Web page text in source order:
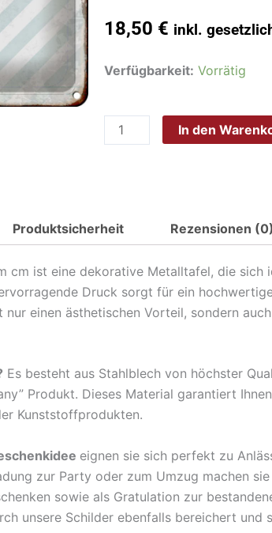
18,50 € inkl.
Verfügbarkeit: Vorrätig
Schild
Spruch
ist
der
letzte
Deko
Blechschild
Menge
In den
Produktsicherheit Rezensionen (0)
ist eine dekorative Metalltafel, die sich
Druck sorgt für ein
einen ästhetischen Vorteil, sondern
Es besteht aus Stahlblech von höchster
Produkt. Dieses Material garantiert
Kunststoffprodukten.
eignen sie sich perfekt zu
zur Party oder zum Umzug machen
sowie als Gratulation zur
unsere Schilder ebenfalls bereichert und